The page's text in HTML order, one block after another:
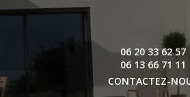
06 20 33 62 57
06 13 66 71 11
CONTACTEZ-